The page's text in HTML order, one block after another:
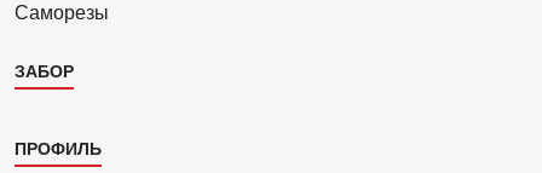
Саморезы
ЗАБОР
Каталог
ПРОФИЛЬ